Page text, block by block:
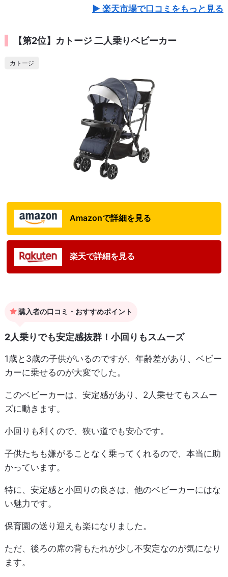
楽天市場で口コミをもっと見る
【第2位】カトージ 二人乗りベビーカー
カトージ
Amazonで詳細を見る
楽天で詳細を見る
購入者の口コミ・おすすめポイント
2人乗りでも安定感抜群！小回りもスムーズ
1歳と3歳の子供がいるのですが、年齢差があり、ベビー
カーに乗せるのが大変でした。
このベビーカーは、安定感があり、2人乗せてもスムー
ズに動きます。
小回りも利くので、狭い道でも安心です。
子供たちも嫌がることなく乗ってくれるので、本当に助
かっています。
特に、安定感と小回りの良さは、他のベビーカーにはな
い魅力です。
保育園の送り迎えも楽になりました。
ただ、後ろの席の背もたれが少し不安定なのが気になり
ます。